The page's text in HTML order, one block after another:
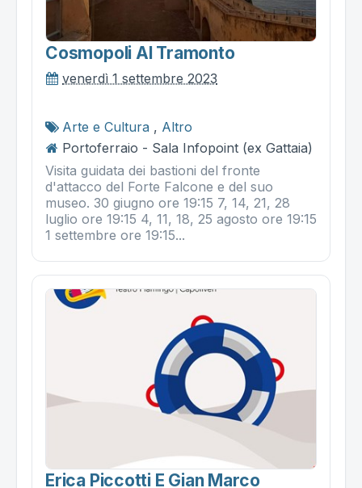
Cosmopoli Al Tramonto
venerdì 1 settembre 2023
Arte e Cultura , Altro
Portoferraio - Sala Infopoint (ex Gattaia)
Visita guidata dei bastioni del fronte
d'attacco del Forte Falcone e del suo
museo. 30 giugno ore 19:15 7, 14, 21, 28
luglio ore 19:15 4, 11, 18, 25 agosto ore 19:15
1 settembre ore 19:15...
Erica Piccotti E Gian Marco